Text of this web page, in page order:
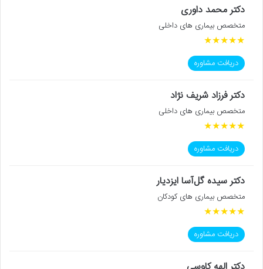
دکتر محمد داوری
متخصص بیماری های داخلی
★
★
★
★
★
دریافت مشاوره
دکتر فرزاد شریف نژاد
متخصص بیماری های داخلی
★
★
★
★
★
دریافت مشاوره
دکتر سیده گل‌آسا ایزدیار
متخصص بیماری های کودکان
★
★
★
★
★
دریافت مشاوره